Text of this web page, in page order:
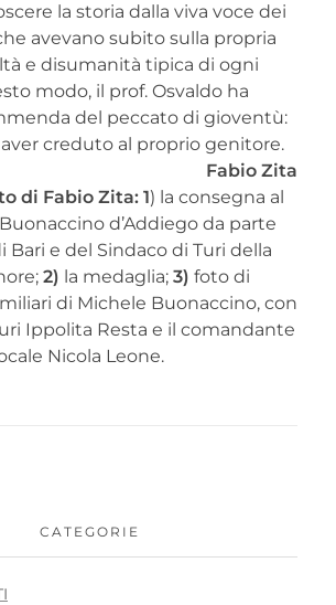
la storia dalla viva voce dei
avevano subito sulla propria
e disumanità tipica di ogni
modo, il prof. Osvaldo ha
del peccato di gioventù:
creduto al proprio genitore.
Fabio Zita
di Fabio Zita: 1) la consegna al
d’Addiego da parte
Bari e del Sindaco di Turi della
2) la medaglia; 3) foto di
di Michele Buonaccino, con
Ippolita Resta e il comandante
Nicola Leone.
CATEGORIE